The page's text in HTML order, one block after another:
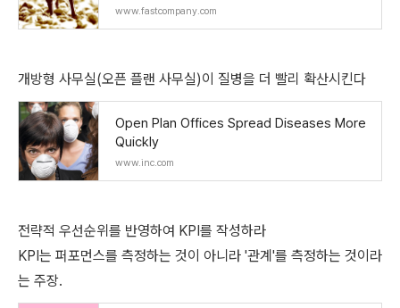
www.fastcompany.com
개방형 사무실(오픈 플랜 사무실)이 질병을 더 빨리 확산시킨다
Open Plan Offices Spread Diseases More
Quickly
www.inc.com
전략적 우선순위를 반영하여 KPI를 작성하라
KPI는 퍼포먼스를 측정하는 것이 아니라 '관계'를 측정하는 것이라
는 주장.